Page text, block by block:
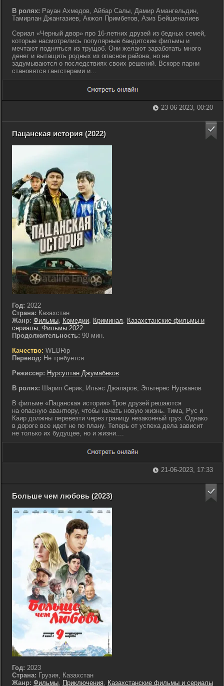
В ролях: Рауан Ахмедов, Айбар Салы, Дамир Амангельдин,
Тамирлан Джангазиев, Акжол Примбетов, Азиз Бейшеналиев
Сериал «Черный двор» про 16-летних друзей из бедных семей,
которые насмотрелись популярные бандитские фильмы и
мечтают подняться из трущоб. Они желают заработать много
денег и вытащить родных из опасное района, но не
задумываются о последствиях своих решений. Вскоре парни
становятся гангстерами и...
23-06-2023, 00:20
Пацанская история (2022)
Год: 2022
Страна: Казахстан
Жанр: Фильмы, Комедии, Криминал, Казахстанские фильмы и
сериалы, Фильмы 2022
Продолжительность: 90 мин.
Качество: WEBRip
Перевод: Не требуется
Режиссер: Нурсултан Джумабеков
В ролях: Шарип Серик, Ильяс Джапаров, Эльтерес Нуржанов
В фильме «Пацанская история» Трое друзей решаются
на опасную авантюру, чтобы начать новую жизнь. Тима, Рус и
Каир должны перевезти через границу незаконный груз. Однако
в дороге все идет не по плану. Теперь от успеха дела зависит
не только их будущее, но и жизни....
21-06-2023, 17:33
Больше чем любовь (2023)
Год: 2023
Страна: Грузия, Казахстан
Жанр: Фильмы, Приключения, Казахстанские фильмы и сериалы